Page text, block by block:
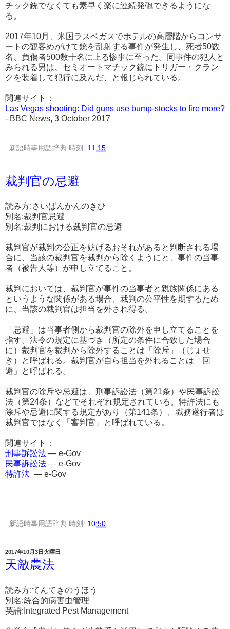
チック銃でなくても素早く楽に連続発砲できるようにな
る。
2017年10月、米国ラスベガスでホテルの高層階からコンサ
ートの観客めがけて銃を乱射する事件が発生し、死者50数
名、負傷者500数十名に上る惨事に至った。同事件の犯人と
みられる男は、セミオートマチック銃にトリガー・クラン
クを装着して犯行に及んだ、と報じられている。
関連サイト：
Las Vegas shooting: Did guns use bump-stocks to fire more?
- BBC News, 3 October 2017
新語時事用語辞典 時刻: 11:15
裁判官の忌避
読み方:さいばんかんのきひ
別名:裁判官忌避
別名:裁判における裁判官の忌避
裁判官が裁判の公正を妨げるおそれがあると判断される場
合に、当該の裁判官を裁判から除くようにと、事件の当事
者（被告人等）が申し立てること。
裁判においては、裁判官が事件の当事者と親族関係にある
というような関係がある場合、裁判の公平性を期するため
に、当該の裁判官は担当を外され得る。
「忌避」は当事者側から裁判官の除外を申し立てることを
指す。法令の規定に基づき（所定の条件に合致した場合
に）裁判官を裁判から除外することは「除斥」（じょせ
き）と呼ばれる。裁判官が自ら担当を外れることは「回
避」と呼ばれる。
裁判官の除斥や忌避は、刑事訴訟法（第21条）や民事訴訟
法（第24条）などでそれぞれ規定されている。特許法にも
除斥や忌避に関する規定があり（第141条）、職務遂行者は
裁判官ではなく「審判官」と呼ばれている。
関連サイト：
刑事訴訟法 ― e-Gov
民事訴訟法 ― e-Gov
特許法 ― e-Gov
新語時事用語辞典 時刻: 10:50
2017年10月3日火曜日
天敵農法
読み方:てんてきのうほう
別名:統合的病害虫管理
英語:Integrated Pest Management